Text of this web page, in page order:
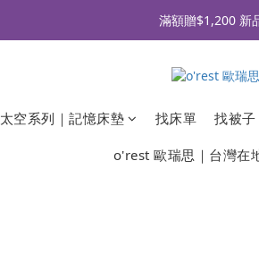
全品牌滿 $990免運｜會員
滿額贈$1,200 新
太空系列｜記憶床墊 找床單 找被子
o'rest 歐瑞思｜台灣在